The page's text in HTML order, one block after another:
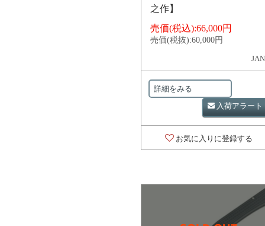
之作】
売価(税込):66,000円
売価(税抜):60,000円
詳細をみる
入荷アラート
お気に入りに登録する